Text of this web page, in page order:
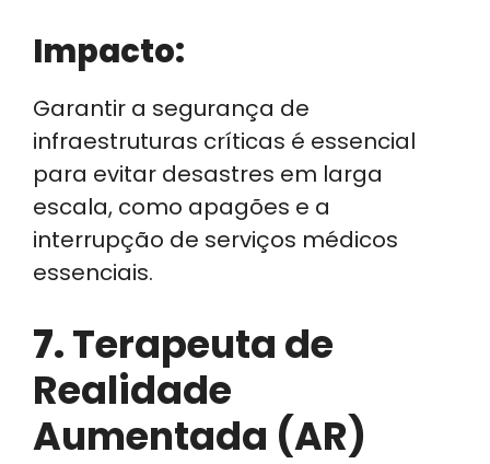
Impacto:
Garantir a segurança de
infraestruturas críticas é essencial
para evitar desastres em larga
escala, como apagões e a
interrupção de serviços médicos
essenciais.
7.Terapeuta de
Realidade
Aumentada (AR)